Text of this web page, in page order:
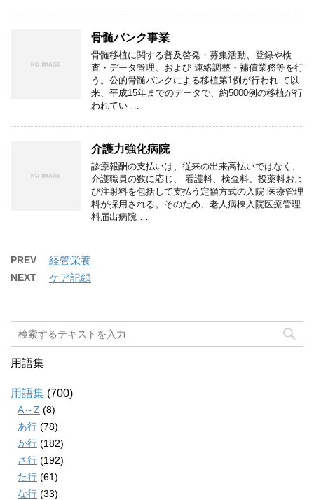
骨髄バンク事業
骨髄移植に関する普及啓発・募集活動、登録や検
査・データ管理、および 連絡調整・補償業務等を行
う。公的骨髄バンクによる移植第1例が行われ て以
来、平成15年までのデータで、約5000例の移植が行
われてい …
介護力強化病院
診療報酬の支払いは、従来の出来高払いではなく、
介護職員の数に応じ、 看護料、検査料、投薬料およ
び注射料を包括して支払う定額方式の入院 医療管理
料が採用される。そのため、老人病棟入院医療管理
料届出病院 …
PREV 経管栄養
NEXT ケア記録
用語集
用語集 (700)
A～Z (8)
あ行 (78)
か行 (182)
さ行 (192)
た行 (61)
な行 (33)